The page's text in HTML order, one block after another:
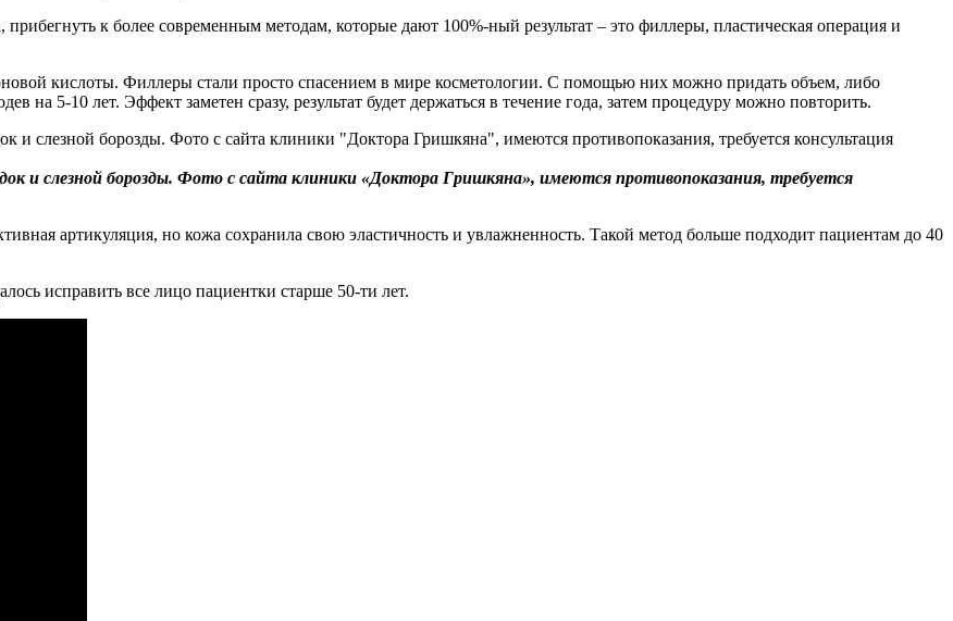
к более современным методам, которые дают 100%-ный результат – это филлеры, пластическая операция и
кислоты. Филлеры стали просто спасением в мире косметологии. С помощью них можно придать объем, либо
на 5-10 лет. Эффект заметен сразу, результат будет держаться в течение года, затем процедуру можно повторить.
и слезной борозды. Фото с сайта клиники «Доктора Гришкяна», имеются противопоказания, требуется
артикуляция, но кожа сохранила свою эластичность и увлажненность. Такой метод больше подходит пациентам до 40
исправить все лицо пациентки старше 50-ти лет.